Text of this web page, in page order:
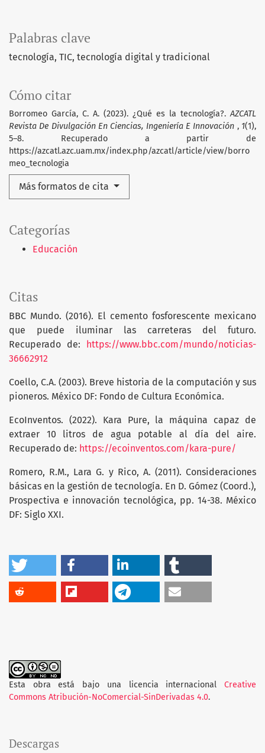
Palabras clave
tecnología TIC tecnología digital y tradicional
Categorías
Educación
Cómo citar
Borromeo García, C. A. (2023). ¿Qué es la tecnología?.AZCATL
Revista De Divulgación En Ciencias, Ingeniería E Innovación , 1(1),
5–8. Recuperado a partir de
https://azcatl.azc.uam.mx/index.php/azcatl/article/view/borro
meo_tecnologia
Más formatos de cita
Citas
BBC Mundo. (2016). El cemento fosforescente mexicano
que puede iluminar las carreteras del futuro.
Recuperado de:
https://www.bbc.com/mundo/noticias-
36662912
Coello, C.A. (2003). Breve historia de la computación y sus
pioneros. México DF: Fondo de Cultura Económica.
EcoInventos. (2022). Kara Pure, la máquina capaz de
extraer 10 litros de agua potable al día del aire.
Recuperado de: https://ecoinventos.com/kara-pure/
Romero, R.M., Lara G. y Rico, A. (2011). Consideraciones
básicas en la gestión de tecnología. En D. Gómez (Coord.),
Prospectiva e innovación tecnológica, pp. 14-38. México
DF: Siglo XXI.
Esta obra está bajo una licencia internacional Creative
Commons Atribución-NoComercial-SinDerivadas 4.0.
Descargas